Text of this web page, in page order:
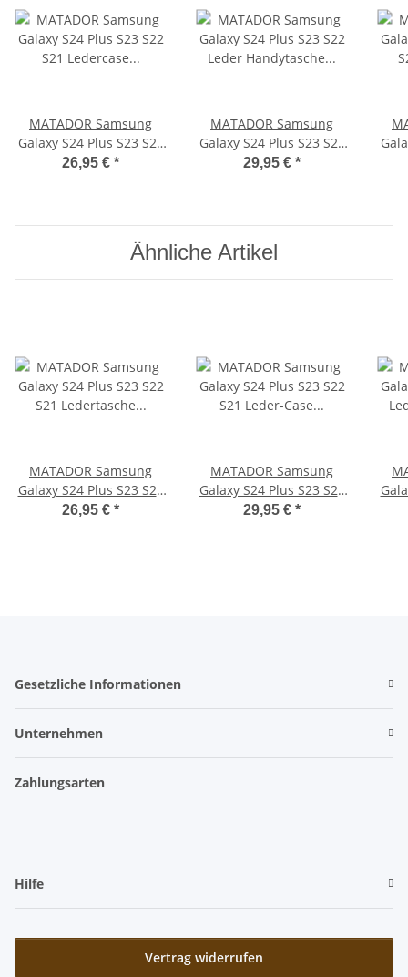
MATADOR Samsung
Galaxy S24 Plus S23 S22
S21 Ledercase Schwarz
26,95 € *
MATADOR Samsung
Galaxy S24 Plus S23 S22
Leder Handytasche
29,95 € *
Ähnliche Artikel
MATADOR Samsung
Galaxy S24 Plus S23 S22
S21 Ledertasche
26,95 € *
MATADOR Samsung
Galaxy S24 Plus S23 S22
S21 Leder-Case Schwarz
29,95 € *
Gesetzliche Informationen
Unternehmen
Zahlungsarten
Hilfe
Vertrag widerrufen